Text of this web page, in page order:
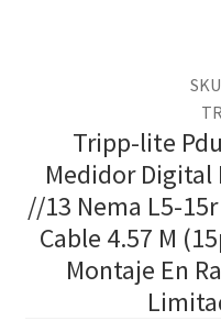
Tripp-lite
Medidor Digital
//13 Nema L5-
Cable 4.57 M
Montaje En